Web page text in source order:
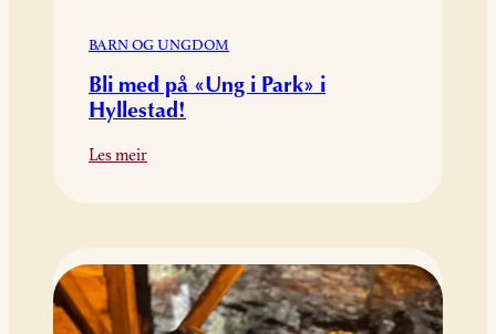
BARN OG UNGDOM
Bli med på «Ung i Park» i
Hyllestad!
Les meir:
i
Park»
i